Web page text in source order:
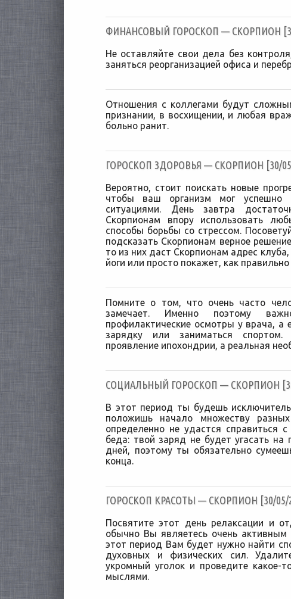
ФИНАНСОВЫЙ ГОРОСКОП — СКОРПИОН
Не оставляйте свои дела без
заняться реорганизацией офиса и
Отношения с коллегами будут
признании, в восхищении, и любая
больно ранит.
ГОРОСКОП ЗДОРОВЬЯ — СКОРПИОН [30/
Вероятно, стоит поискать новые
чтобы ваш организм мог успешно
ситуациями. День завтра
Скорпионам впору использовать
способы борьбы со стрессом.
подсказать Скорпионам верное
то из них даст Скорпионам адрес
йоги или просто покажет, как
Помните о том, что очень часто
замечает. Именно поэтому
профилактические осмотры у врача,
зарядку или заниматься
проявление ипохондрии, а реальная
CОЦИАЛЬНЫЙ ГОРОСКОП — СКОРПИОН
В этот период ты будешь
положишь начало множеству
определенно не удастся
беда: твой заряд не будет угасать на
дней, поэтому ты обязательно
конца.
ГОРОСКОП КРАСОТЫ — СКОРПИОН [30/05/
Посвятите этот день релаксации и
обычно Вы являетесь очень активным
этот период Вам будет нужно найти
духовных и физических сил.
укромный уголок и проведите какое-
мыслями.